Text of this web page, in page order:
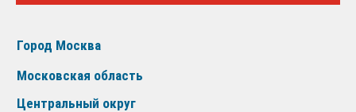
Город Москва
Московская область
Центральный округ